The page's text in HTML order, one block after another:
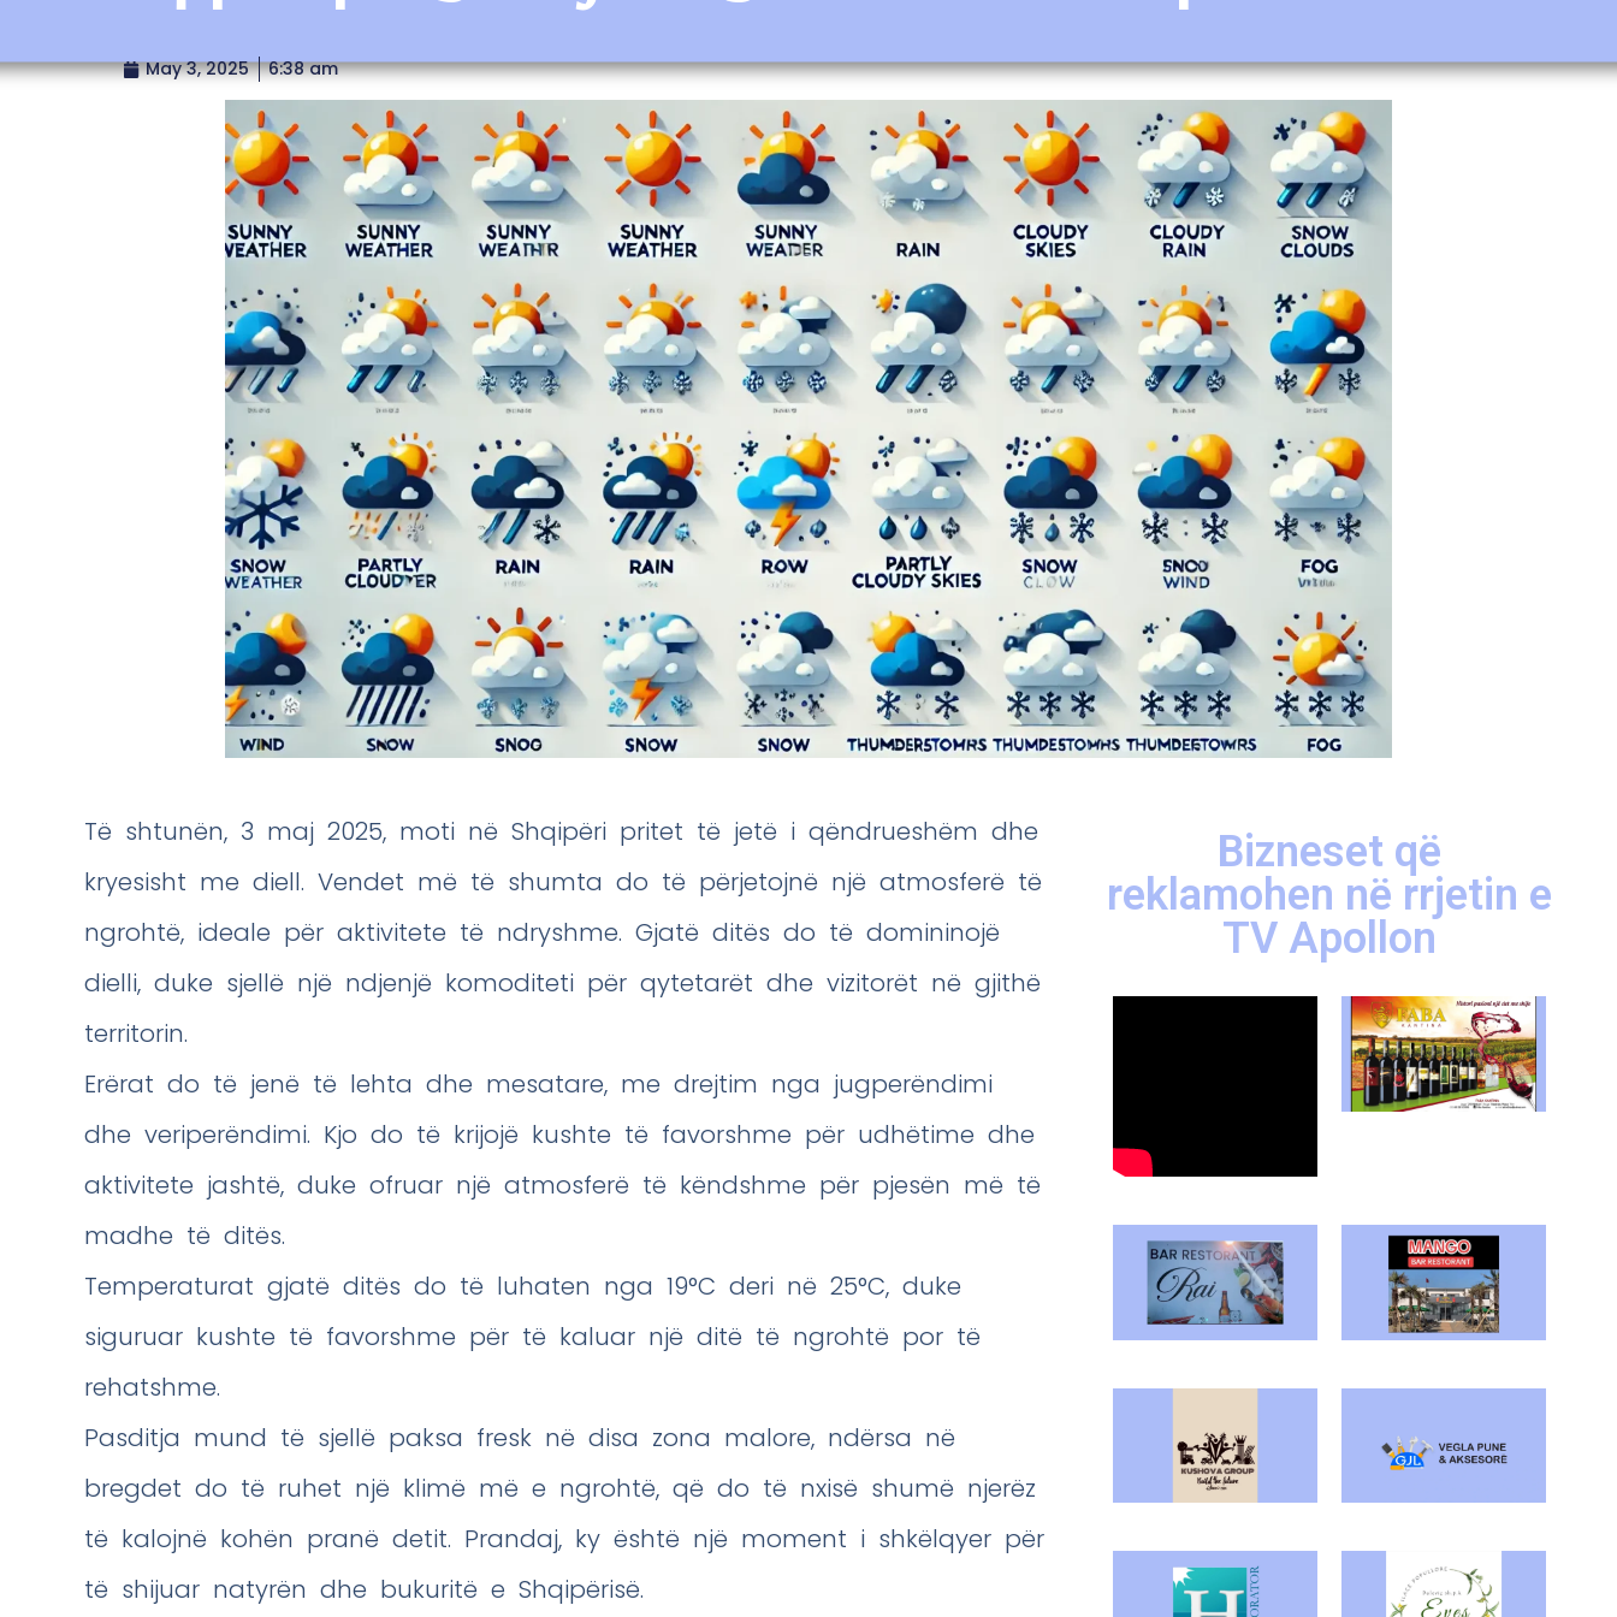
May 3, 2025 6:38 am
Të shtunën, 3 maj 2025, moti në Shqipëri pritet të jetë i qëndrueshëm dhe
kryesisht me diell. Vendet më të shumta do të përjetojnë një atmosferë të
ngrohtë, ideale për aktivitete të ndryshme. Gjatë ditës do të domininojë
dielli, duke sjellë një ndjenjë komoditeti për qytetarët dhe vizitorët në gjithë
territorin.
Erërat do të jenë të lehta dhe mesatare, me drejtim nga jugperëndimi
dhe veriperëndimi. Kjo do të krijojë kushte të favorshme për udhëtime dhe
aktivitete jashtë, duke ofruar një atmosferë të këndshme për pjesën më të
madhe të ditës.
Temperaturat gjatë ditës do të luhaten nga 19°C deri në 25°C, duke
siguruar kushte të favorshme për të kaluar një ditë të ngrohtë por të
rehatshme.
Pasditja mund të sjellë paksa fresk në disa zona malore, ndërsa në
bregdet do të ruhet një klimë më e ngrohtë, që do të nxisë shumë njerëz
të kalojnë kohën pranë detit. Prandaj, ky është një moment i shkëlqyer për
të shijuar natyrën dhe bukuritë e Shqipërisë.
Bizneset që
reklamohen në rrjetin e
TV Apollon